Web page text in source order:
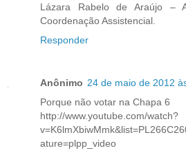
Lázara Rabelo de Araújo –
Coordenação Assistencial.
Responder
Anônimo 24 de maio de 2012
Porque não votar na Chapa 6
http://www.youtube.com/watch?
ature=plpp_video